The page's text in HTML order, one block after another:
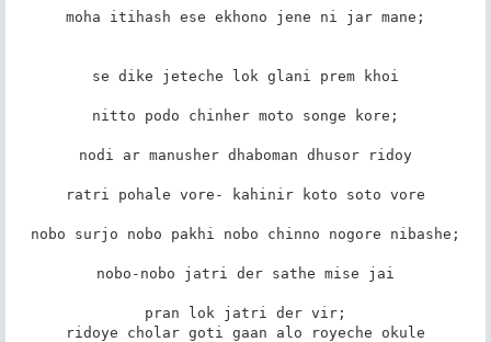
moha itihash ese ekhono jene ni jar mane;
se dike jeteche lok glani prem khoi
nitto podo chinher moto songe kore;
nodi ar manusher dhaboman dhusor ridoy
ratri pohale vore- kahinir koto soto vore
nobo surjo nobo pakhi nobo chinno nogore nibashe;
nobo-nobo jatri der sathe mise jai
pran lok jatri der vir;
ridoye cholar goti gaan alo royeche okule